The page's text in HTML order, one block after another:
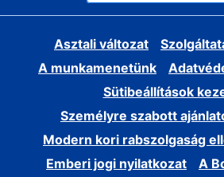
Asztali változat
A munkamenetünk
Sütibeállítások
Személyre szabott
Modern kori rabszolgaság
Emberi jogi nyilatkozat
A